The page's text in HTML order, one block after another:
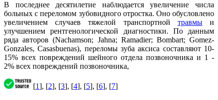
В последнее десятилетие наблюдается увеличение числа
больных с переломом зубовидного отростка. Оно обусловлено
увеличением случаев тяжелой транспортной травмыи
улучшением рентгенологической диагностики. По данным
ряда авторов (Nachamson; Jahna; Ramadier; Bombart; Gomez-
Gonzales, Casasbuenas), переломы зуба аксиса составляют 10-
15% всех повреждений шейного отдела позвоночника и 1 -
2% всех повреждений позвоночника,
[1], [2], [3], [4], [5], [6], [7]